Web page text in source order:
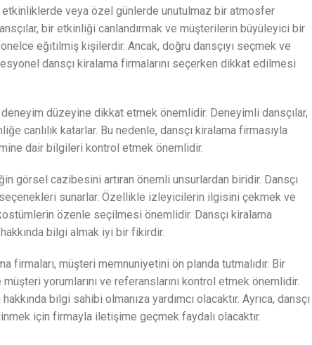
veya özel günlerde unutulmaz bir atmosfer
bir etkinliği canlandırmak ve müşterilerin büyüleyici bir
eğitilmiş kişilerdir. Ancak, doğru dansçıyı seçmek ve
dansçı kiralama firmalarını seçerken dikkat edilmesi
deneyim düzeyine dikkat etmek önemlidir. Deneyimli dansçılar,
canlılık katarlar. Bu nedenle, dansçı kiralama firmasıyla
dair bilgileri kontrol etmek önemlidir.
görsel cazibesini artıran önemli unsurlardan biridir. Dansçı
sunarlar. Özellikle izleyicilerin ilgisini çekmek ve
özenle seçilmesi önemlidir. Dansçı kiralama
bilgi almak iyi bir fikirdir.
firmaları, müşteri memnuniyetini ön planda tutmalıdır. Bir
yorumlarını ve referanslarını kontrol etmek önemlidir.
bilgi sahibi olmanıza yardımcı olacaktır. Ayrıca, dansçı
için firmayla iletişime geçmek faydalı olacaktır.